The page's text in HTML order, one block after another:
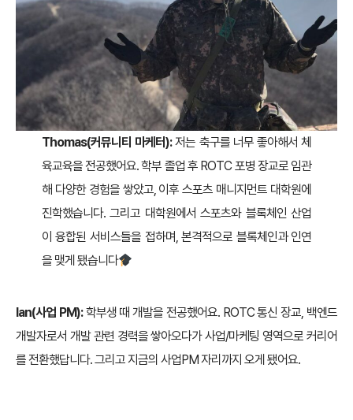
Thomas(커뮤니티 마케터):저는 축구를 너무 좋아해서 체
육교육을 전공했어요. 학부 졸업 후 ROTC 포병 장교로 임관
해 다양한 경험을 쌓았고, 이후 스포츠 매니지먼트 대학원에
진학했습니다. 그리고 대학원에서 스포츠와 블록체인 산업
이 융합된 서비스들을 접하며, 본격적으로 블록체인과 인연
을 맺게 됐습니다
Ian(사업 PM):학부생 때 개발을 전공했어요. ROTC 통신 장교, 백엔드
개발자로서 개발 관련 경력을 쌓아오다가 사업/마케팅 영역으로 커리어
를 전환했답니다. 그리고 지금의 사업PM 자리까지 오게 됐어요.